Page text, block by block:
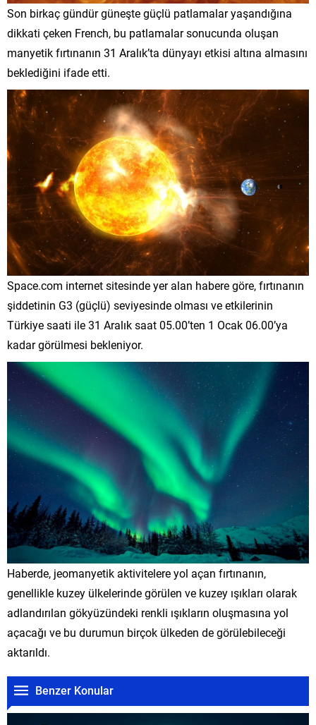
Son birkaç gündür güneşte güçlü patlamalar yaşandığına
dikkati çeken French, bu patlamalar sonucunda oluşan
manyetik fırtınanın 31 Aralık’ta dünyayı etkisi altına almasını
beklediğini ifade etti.
Space.com internet sitesinde yer alan habere göre, fırtınanın
şiddetinin G3 (güçlü) seviyesinde olması ve etkilerinin
Türkiye saati ile 31 Aralık saat 05.00’ten 1 Ocak 06.00’ya
kadar görülmesi bekleniyor.
Haberde, jeomanyetik aktivitelere yol açan fırtınanın,
genellikle kuzey ülkelerinde görülen ve kuzey ışıkları olarak
adlandırılan gökyüzündeki renkli ışıkların oluşmasına yol
açacağı ve bu durumun birçok ülkeden de görülebileceği
aktarıldı.
Benzer Konular